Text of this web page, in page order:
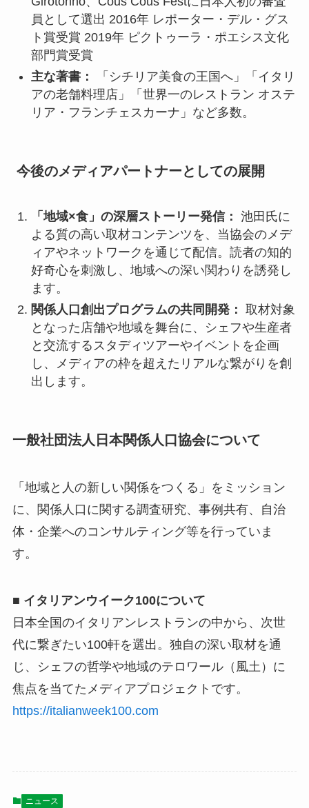
員として選出 2016年 レポーター・デル・グス
ト賞受賞 2019年 ピクトゥーラ・ポエシス文化
部門賞受賞
主な著書：
「シチリア美食の王国へ」「イタリ
アの老舗料理店」「世界一のレストラン オステ
リア・フランチェスカーナ」など多数。
今後のメディアパートナーとしての展開
「地域×食」の深層ストーリー発信： 池田氏に
よる質の高い取材コンテンツを、当協会のメデ
ィアやネットワークを通じて配信。読者の知的
好奇心を刺激し、地域への深い関わりを誘発し
ます。
関係人口創出プログラムの共同開発： 取材対象
となった店舗や地域を舞台に、シェフや生産者
と交流するスタディツアーやイベントを企画
し、メディアの枠を超えたリアルな繋がりを創
出します。
一般社団法人日本関係人口協会について
「地域と人の新しい関係をつくる」をミッション
に、関係人口に関する調査研究、事例共有、自治
体・企業へのコンサルティング等を行っていま
す。
■ イタリアンウイーク100について
日本全国のイタリアンレストランの中から、次世
代に繋ぎたい100軒を選出。独自の深い取材を通
じ、シェフの哲学や地域のテロワール（風土）に
焦点を当てたメディアプロジェクトです。
https://italianweek100.com
ニュース